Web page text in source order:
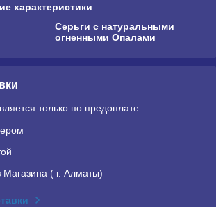
характеристики
Серьги с натуральными
огненными Опалами
только по предоплате.
( г. Алматы)